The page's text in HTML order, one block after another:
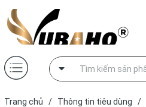
Trang chủ / Thông tin tiêu dùng /